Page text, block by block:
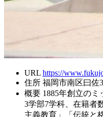
URL https://
住所 福岡市南区曰佐
概要 1885年創立のミ
3学部7学科、在籍者
主義教育」「伝統と